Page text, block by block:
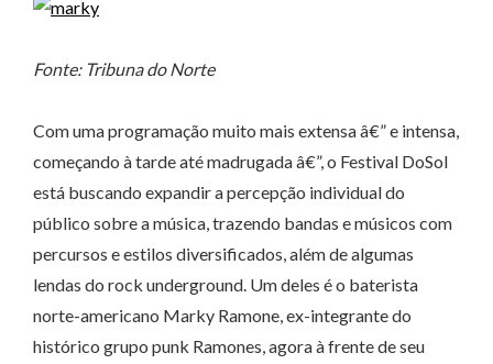
Fonte: Tribuna do Norte
Com uma programação muito mais extensa â€” e intensa,
começando à tarde até madrugada â€”, o Festival DoSol
está buscando expandir a percepção individual do
público sobre a música, trazendo bandas e músicos com
percursos e estilos diversificados, além de algumas
lendas do rock underground. Um deles é o baterista
norte-americano Marky Ramone, ex-integrante do
histórico grupo punk Ramones, agora à frente de seu